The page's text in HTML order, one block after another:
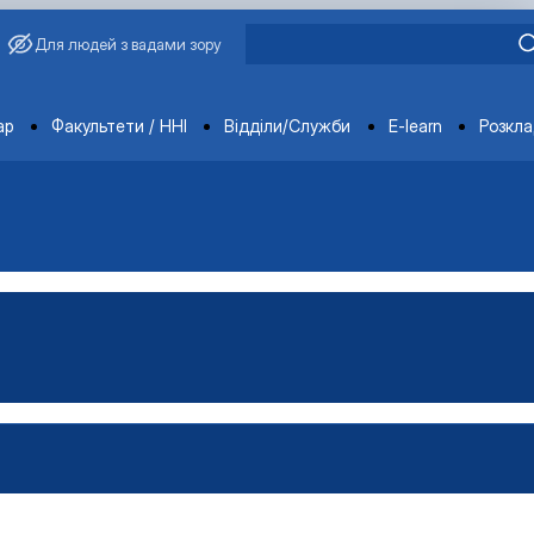
Для людей з вадами зору
Факультети / ННІ Відділи/Служби E-learn
Завадського
і адміністрування"